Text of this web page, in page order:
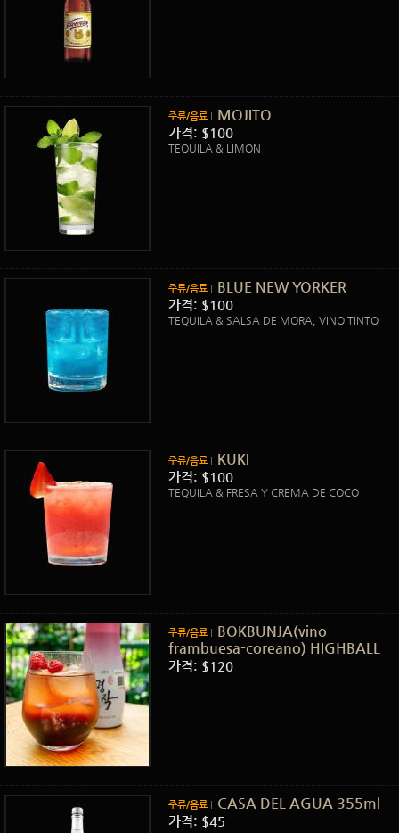
주류/음료 MOJITO
가격: $100
TEQUILA & LIMON
주류/음료 BLUE NEW YORKER
가격: $100
TEQUILA & SALSA DE MORA, VINO TINTO
주류/음료 KUKI
가격: $100
TEQUILA & FRESA Y CREMA DE COCO
주류/음료
BOKBUNJA(vino-
frambuesa-coreano) HIGHBALL
가격: $120
주류/음료 CASA DEL AGUA 355ml
가격: $45